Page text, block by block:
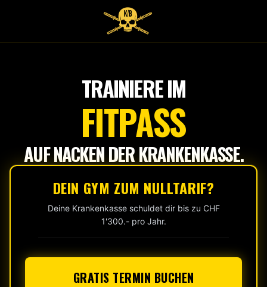
Tap
to
TRAINIERE IM
FITPASS
AUF NACKEN DER KRANKENKASSE.
DEIN GYM ZUM NULLTARIF?
Deine Krankenkasse schuldet dir bis zu CHF
1'300.- pro Jahr.
GRATIS TERMIN BUCHEN